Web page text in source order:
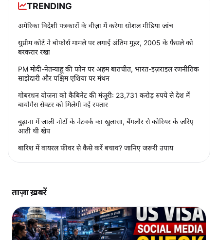
TRENDING
अमेरिका विदेशी पत्रकारों के वीज़ा में करेगा सोशल मीडिया जांच
सुप्रीम कोर्ट ने बोफोर्स मामले पर लगाई अंतिम मुहर, 2005 के फैसले को
बरकरार रखा
PM मोदी-नेतन्याहू की फोन पर अहम बातचीत, भारत-इज़राइल रणनीतिक
साझेदारी और पश्चिम एशिया पर मंथन
गोबरधन योजना को कैबिनेट की मंजूरी: 23,731 करोड़ रुपये से देश में
बायोगैस सेक्टर को मिलेगी नई रफ्तार
बुढ़ाना में जाली नोटों के नेटवर्क का खुलासा, बैंगलौर से कोरियर के जरिए
आती थी खेप
बारिश में वायरल फीवर से कैसे करें बचाव? जानिए जरूरी उपाय
ताज़ा ख़बरें